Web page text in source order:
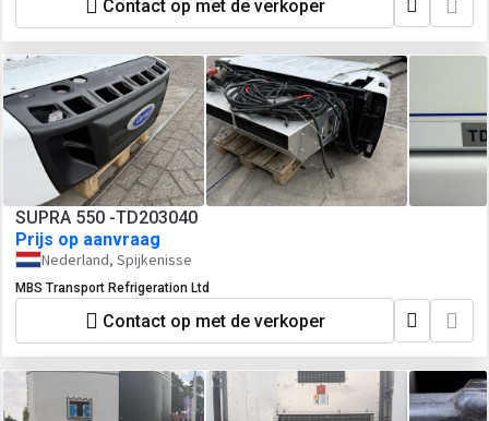
Contact op met de verkoper
SUPRA 550 -TD203040
Prijs op aanvraag
Nederland, Spijkenisse
MBS Transport Refrigeration Ltd
Contact op met de verkoper